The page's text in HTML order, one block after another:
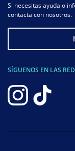
Si necesitas ayuda o
contacta con nosotros.
SÍGUENOS EN LAS